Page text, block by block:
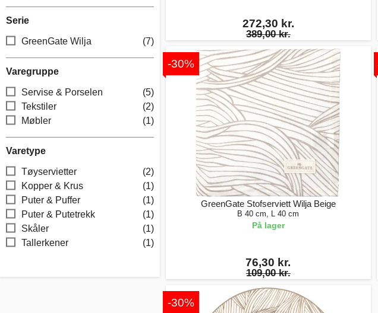
Serie
GreenGate Wilja (7)
Varegruppe
Servise & Porselen
(5)
Tekstiler
(2)
Møbler
(1)
Varetype
Tøyservietter
(2)
Kopper & Krus
(1)
Puter & Puffer
(1)
Puter & Putetrekk
(1)
Skåler
(1)
Tallerkener
(1)
272,30 kr.
389,00 kr.
-30%
GreenGate Stofserviett Wilja Beige
B 40 cm, L 40 cm
På lager
76,30 kr.
109,00 kr.
-30%